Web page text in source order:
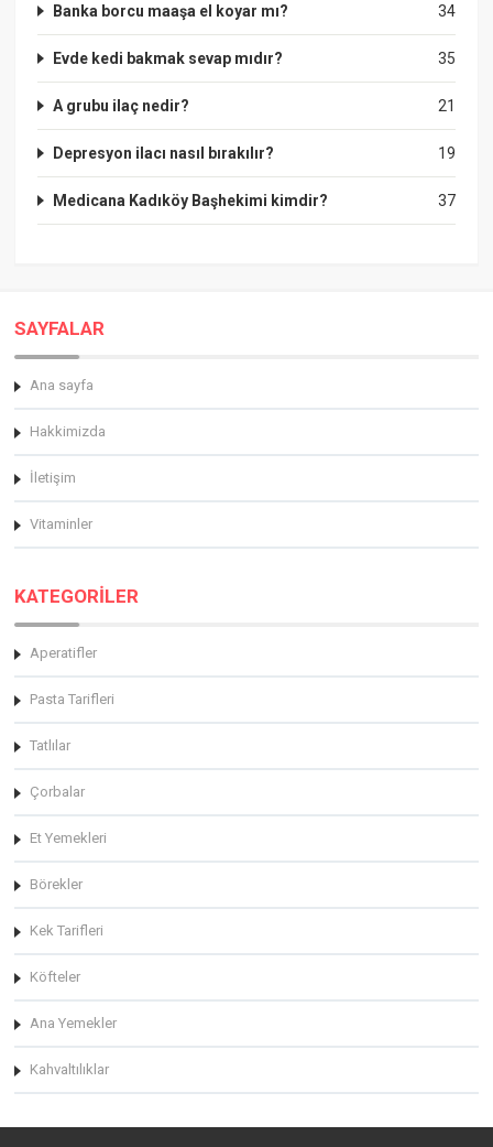
34
Banka borcu maaşa el koyar mı?
35
Evde kedi bakmak sevap mıdır?
21
A grubu ilaç nedir?
19
Depresyon ilacı nasıl bırakılır?
37
Medicana Kadıköy Başhekimi kimdir?
SAYFALAR
Ana sayfa
Hakkimizda
İletişim
Vitaminler
KATEGORİLER
Aperatifler
Pasta Tarifleri
Tatlılar
Çorbalar
Et Yemekleri
Börekler
Kek Tarifleri
Köfteler
Ana Yemekler
Kahvaltılıklar